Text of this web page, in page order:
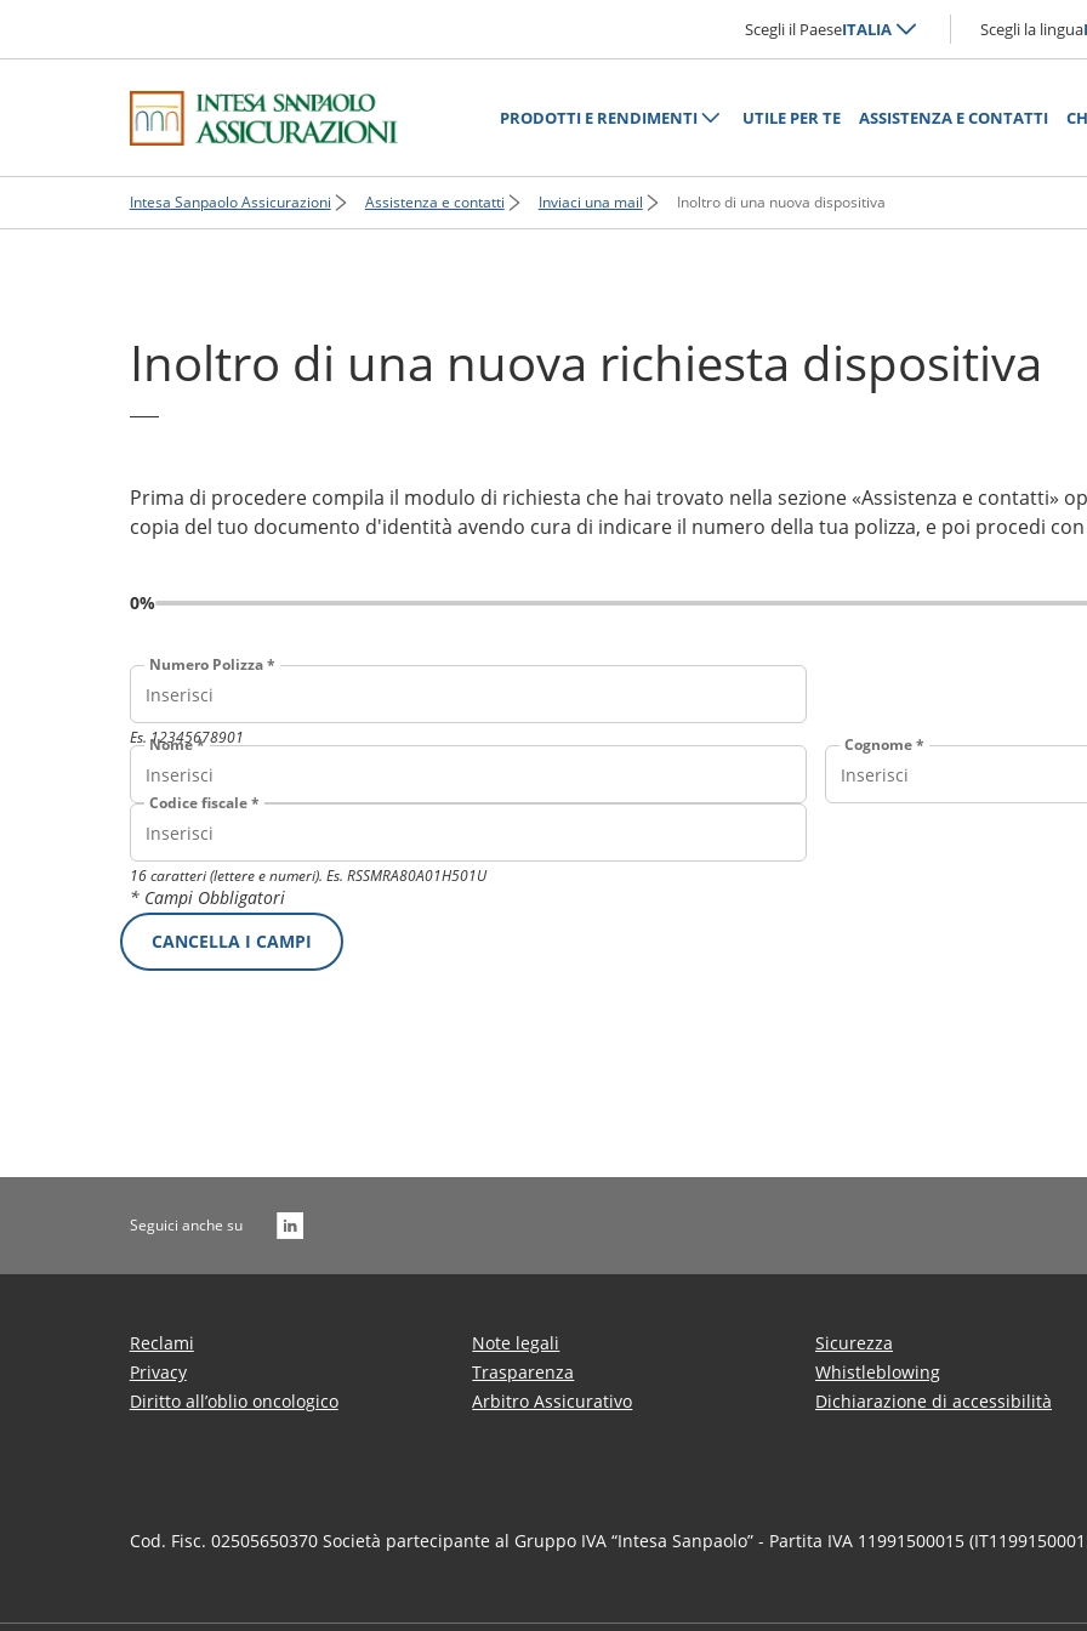
Scegli il PaeseITALIA Scegli la lingua
PRODOTTI E RENDIMENTI UTILE PER TE ASSISTENZA E CONTATTI
Intesa Sanpaolo Assicurazioni Assistenza e contatti Inviaci una mail Inoltro di una nuova dispositiva
Inoltro di una nuova richiesta dispositiva
Prima di procedere compila il modulo di richiesta che hai trovato nella sezione «Assistenza e contatti»
copia del tuo documento d'identità avendo cura di indicare il numero della tua polizza, e poi procedi
0%
Numero Polizza *
Es. 12345678901
Nome * Cognome *
Codice fiscale *
16 caratteri (lettere e numeri). Es. RSSMRA80A01H501U
* Campi Obbligatori
CANCELLA I CAMPI
Seguici anche su
Reclami
Privacy
Diritto all’oblio oncologico
Note legali
Trasparenza
Arbitro Assicurativo
Sicurezza
Whistleblowing
Dichiarazione di accessibilità
Cod. Fisc. 02505650370 Società partecipante al Gruppo IVA “Intesa Sanpaolo” - Partita IVA 11991500015